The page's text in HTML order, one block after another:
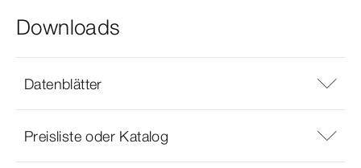
Downloads
Datenblätter
Preisliste oder Katalog